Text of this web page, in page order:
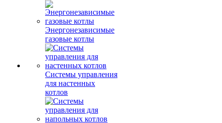
Энергонезависимые
газовые котлы
Системы управления
для настенных
котлов